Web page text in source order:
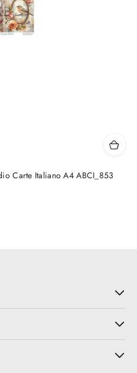
Carte Italiano A4 ABCI_853